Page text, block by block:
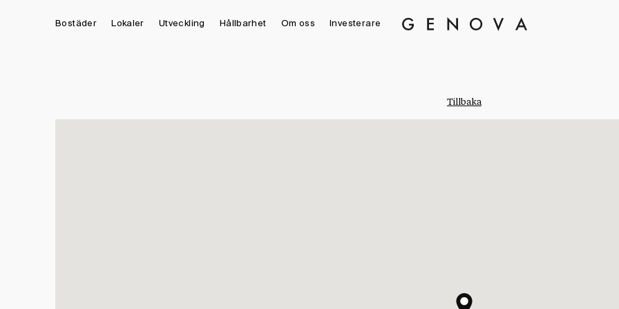
Genova
Bostäder Lokaler Utveckling Hållbarhet Om oss Investerare
Tillbaka